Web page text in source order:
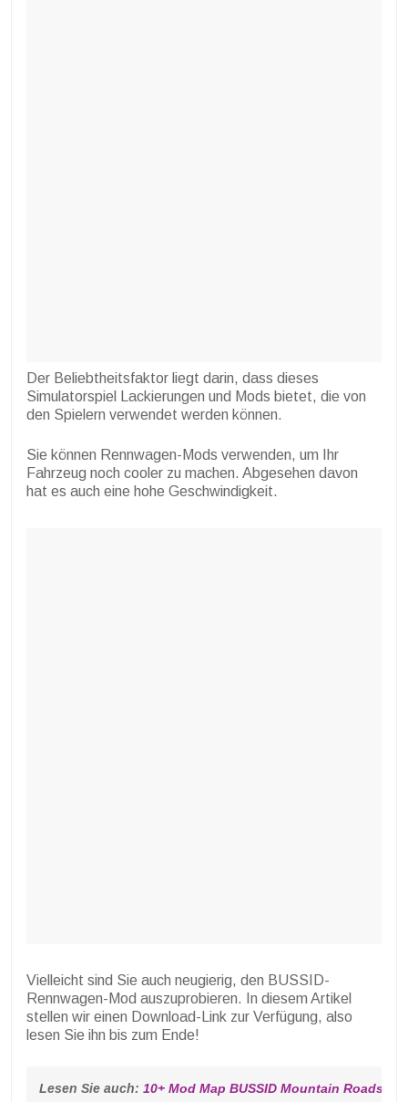
Der Beliebtheitsfaktor liegt darin, dass dieses
Simulatorspiel Lackierungen und Mods bietet, die von
den Spielern verwendet werden können.
Sie können Rennwagen-Mods verwenden, um Ihr
Fahrzeug noch cooler zu machen. Abgesehen davon
hat es auch eine hohe Geschwindigkeit.
Vielleicht sind Sie auch neugierig, den BUSSID-
Rennwagen-Mod auszuprobieren. In diesem Artikel
stellen wir einen Download-Link zur Verfügung, also
lesen Sie ihn bis zum Ende!
Lesen Sie auch: 10+ Mod Map BUSSID Mountain Roads